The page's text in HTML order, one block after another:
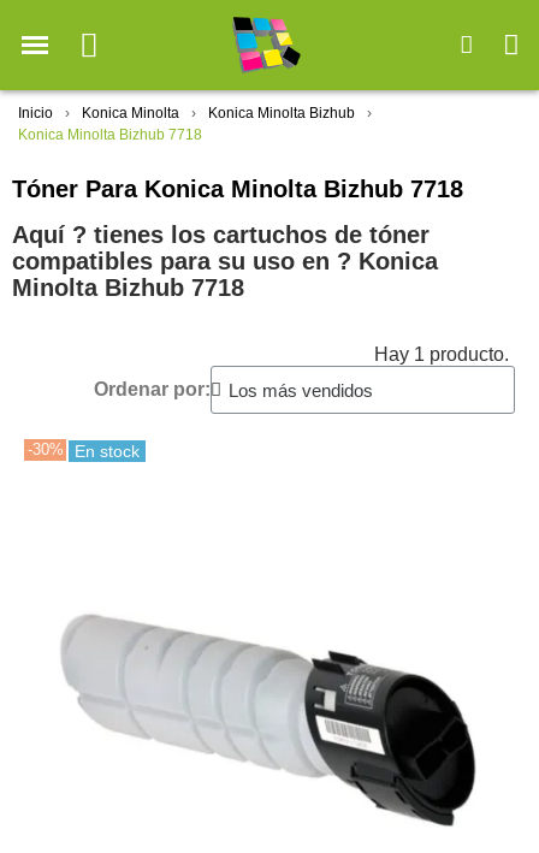
Inicio Konica Minolta
Konica Minolta Bizhub
Konica Minolta Bizhub 7718
Tóner Para Konica Minolta Bizhub 7718
Aquí ? tienes los cartuchos de tóner
compatibles para su uso en ?️ Konica
Minolta Bizhub 7718
Hay 1 producto.
Ordenar por:
-30% En stock